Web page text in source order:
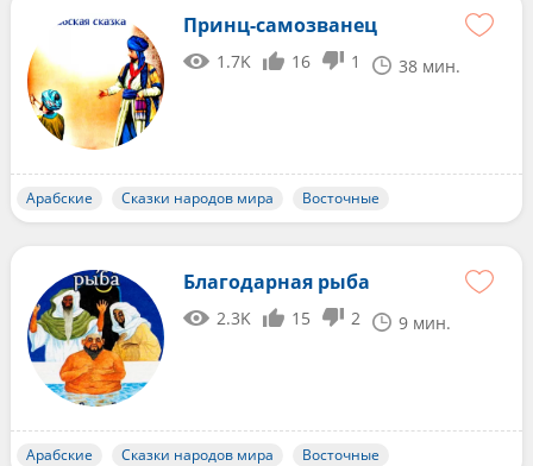
Принц-самозванец
1.7K 16 1 38 мин.
Арабские Сказки народов мира Восточные
Благодарная рыба
2.3K 15 2 9 мин.
Арабские Сказки народов мира Восточные